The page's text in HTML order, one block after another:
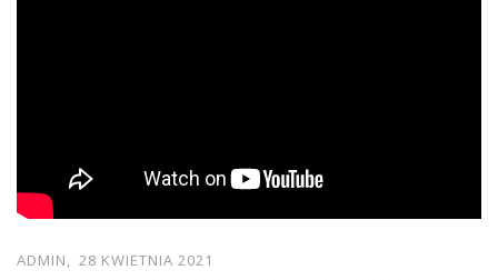
ADMIN, 28 KWIETNIA 2021